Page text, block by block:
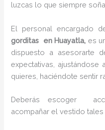
luzcas lo que siempre
El personal encargado
gorditas en Huayatla, es
dispuesto a asesorarte
expectativas,
quieres, haciéndote sentir
Deberás escoger
acompañar el vestido